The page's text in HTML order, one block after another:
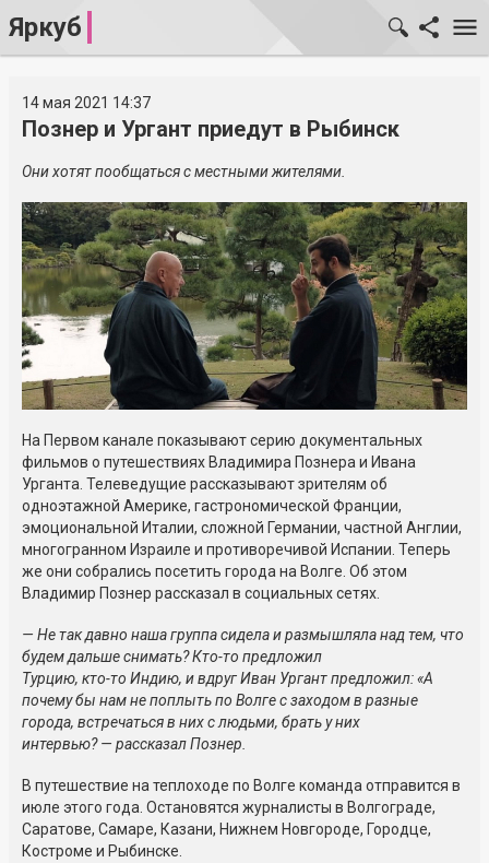
Яркуб
14 мая 2021 14:37
Познер и Ургант приедут в Рыбинск
Они хотят пообщаться с местными жителями.
На Первом канале показывают серию документальных
фильмов о путешествиях Владимира Познера и Ивана
Урганта. Телеведущие рассказывают зрителям об
одноэтажной Америке, гастрономической Франции,
эмоциональной Италии, сложной Германии, частной Англии,
многогранном Израиле и противоречивой Испании. Теперь
же они собрались посетить города на Волге. Об этом
Владимир Познер рассказал в социальных сетях.
— Не так давно наша группа сидела и размышляла над тем, что
будем дальше снимать?Кто-то предложил
Турцию, кто-то Индию, и вдруг Иван Ургант предложил: «А
почему бы нам не поплыть по Волге с заходом в разные
города, встречаться в них с людьми, брать у них
интервью? — рассказал Познер.
В путешествие на теплоходе по Волге команда отправится в
июле этого года. Остановятся журналисты в Волгограде,
Саратове, Самаре, Казани, Нижнем Новгороде, Городце,
Костроме и Рыбинске.